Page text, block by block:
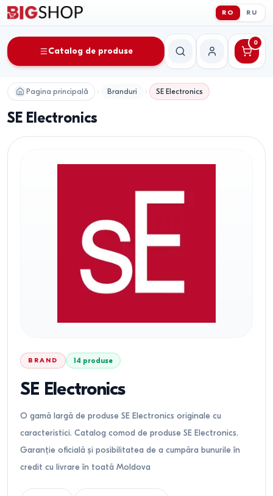
RO RU
Catalog de produse
CăutareContul meu
0
Pagina principală Branduri SE Electronics
SE Electronics
BRAND 14 produse
SE Electronics
O gamă largă de produse SE Electronics originale cu
caracteristici. Catalog comod de produse SE Electronics.
Garanție oficială și posibilitatea de a cumpăra bunurile în
credit cu livrare în toată Moldova